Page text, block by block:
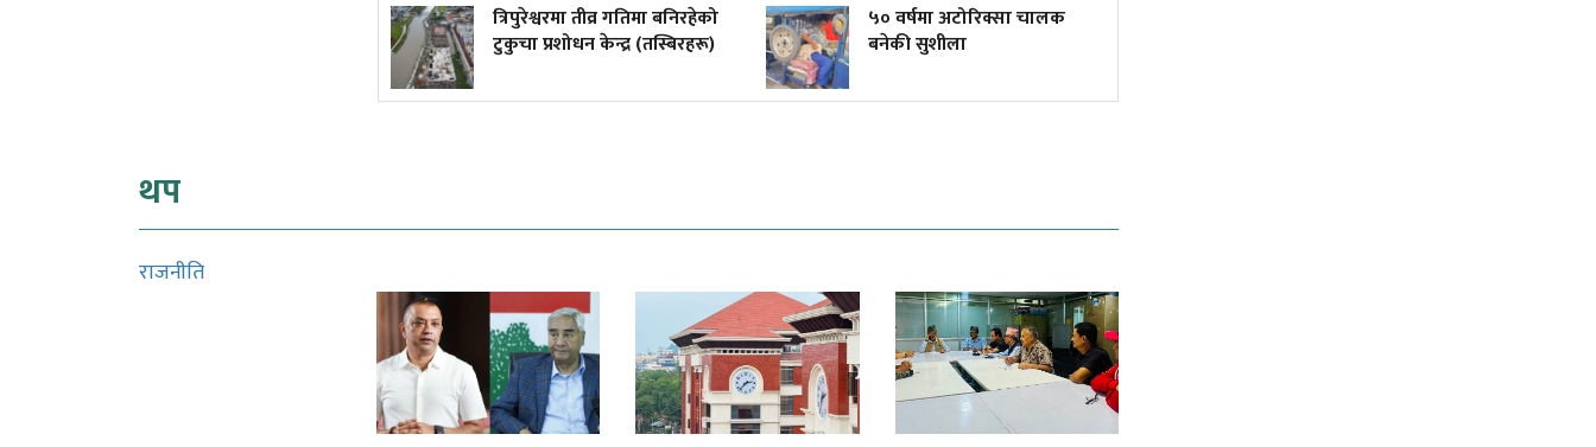
त्रिपुरेश्वरमा तीव्र गतिमा बनिरहेको
टुकुचा प्रशोधन केन्द्र (तस्बिरहरू)
५० वर्षमा अटोरिक्सा चालक
बनेकी सुशीला
थप
राजनीति